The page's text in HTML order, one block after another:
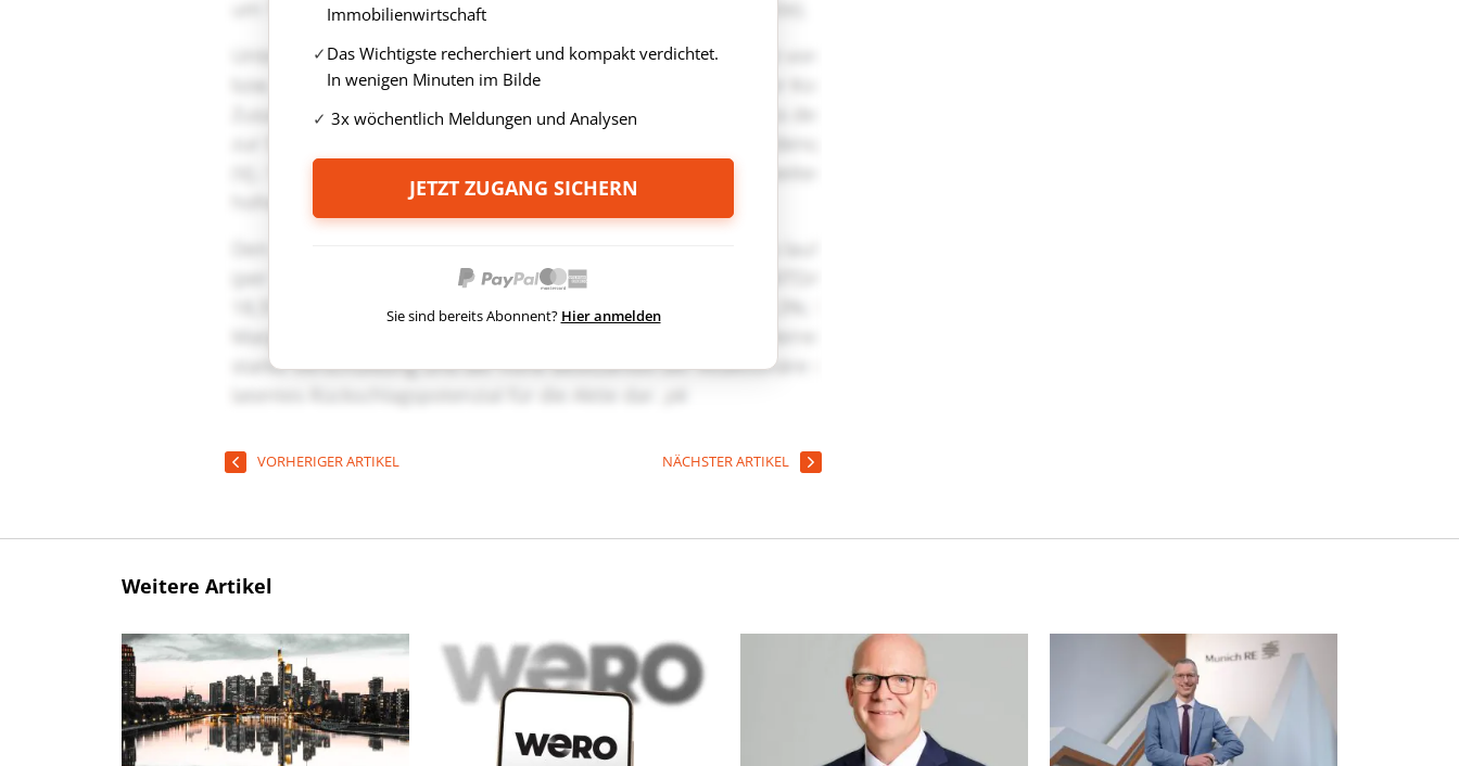
Immobilienwirtschaft
Das Wichtigste recherchiert und kompakt verdichtet.
In wenigen Minuten im Bilde
3x wöchentlich Meldungen und Analysen
JETZT ZUGANG SICHERN
Sie sind bereits Abonnent? Hier anmelden
VORHERIGER ARTIKEL NÄCHSTER ARTIKEL
Weitere Artikel